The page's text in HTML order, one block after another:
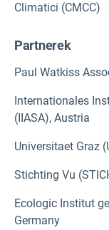
Climatici (CMCC)
Partnerek
Paul Watkiss
Internationales
(IIASA), Austria
Universitaet Graz
Stichting Vu
Ecologic Institut
Germany